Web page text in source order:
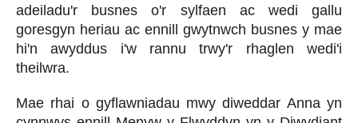
adeiladu'r busnes o'r sylfaen ac wedi gallu
goresgyn heriau ac ennill gwytnwch busnes y mae
hi'n awyddus i'w rannu trwy'r rhaglen wedi'i
theilwra.
Mae rhai o gyflawniadau mwy diweddar Anna yn